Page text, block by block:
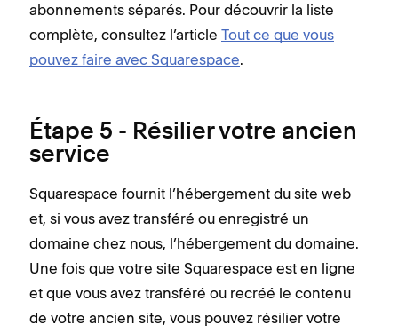
abonnements séparés. Pour découvrir la liste
complète, consultez l’article Tout ce que vous
pouvez faire avec Squarespace.
Étape 5 - Résilier votre ancien
service
Squarespace fournit l’hébergement du site web
et, si vous avez transféré ou enregistré un
domaine chez nous, l’hébergement du domaine.
Une fois que votre site Squarespace est en ligne
et que vous avez transféré ou recréé le contenu
de votre ancien site, vous pouvez résilier votre